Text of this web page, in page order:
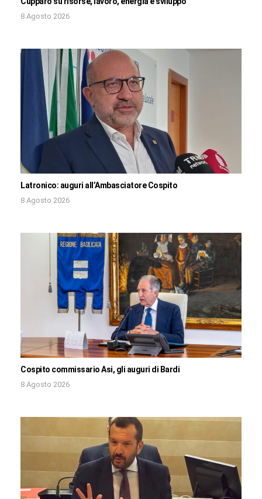
8 Agosto 2026
Latronico: auguri all’Ambasciatore Cospito
8 Agosto 2026
Cospito commissario Asi, gli auguri di Bardi
8 Agosto 2026